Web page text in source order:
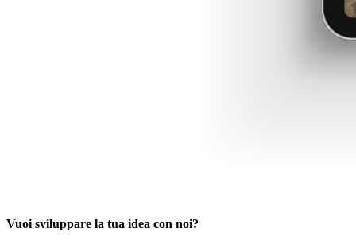
Vuoi sviluppare la tua idea con noi?